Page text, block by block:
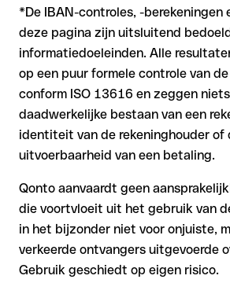
*De IBAN-controles, -berekeningen
deze pagina zijn uitsluitend
informatiedoeleinden. Alle
op een puur formele controle van
conform ISO 13616 en zeggen
daadwerkelijke bestaan van een
identiteit van de rekeninghouder of
uitvoerbaarheid van een betaling.
Qonto aanvaardt geen
die voortvloeit uit het gebruik van
in het bijzonder niet voor onjuiste,
verkeerde ontvangers uitgevoerde
Gebruik geschiedt op eigen risico.